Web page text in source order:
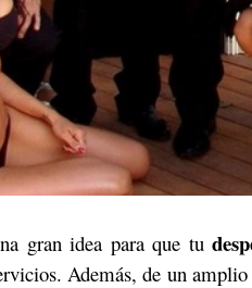
gran idea para que tu
Además, de un